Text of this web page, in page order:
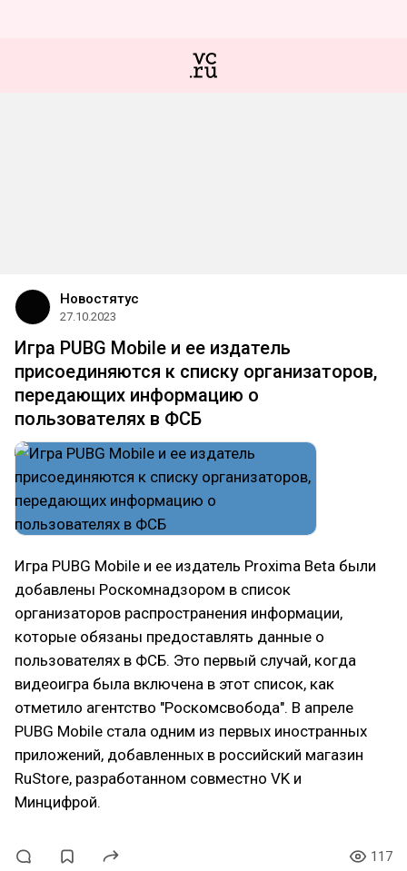
Новостятус
27.10.2023
Игра PUBG Mobile и ее издатель
присоединяются к списку организаторов,
передающих информацию о
пользователях в ФСБ
Игра PUBG Mobile и ее издатель Proxima Beta были
добавлены Роскомнадзором в список
организаторов распространения информации,
которые обязаны предоставлять данные о
пользователях в ФСБ. Это первый случай, когда
видеоигра была включена в этот список, как
отметило агентство "Роскомсвобода". В апреле
PUBG Mobile стала одним из первых иностранных
приложений, добавленных в российский магазин
RuStore, разработанном совместно VK и
Минцифрой.
117